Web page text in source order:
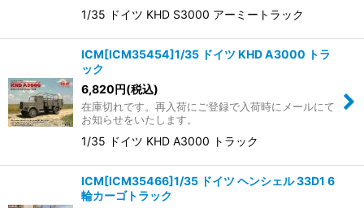
1/35 ドイツ KHD S3000 アーミートラック
ICM[ICM35454]1/35 ドイツ KHD A3000 トラ
ック
6,820円(税込)
在庫切れです。再入荷にご登録で入荷時にメールにて
お知らせをいたします。
1/35 ドイツ KHD A3000 トラック
ICM[ICM35466]1/35 ドイツ ヘンシェル 33D1 6
輪カーゴトラック